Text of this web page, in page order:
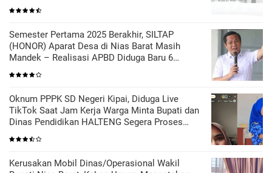
Semester Pertama 2025 Berakhir, SILTAP
(HONOR) Aparat Desa di Nias Barat Masih
Mandek – Realisasi APBD Diduga Baru 6
Persen
Oknum PPPK SD Negeri Kipai, Diduga Live
TikTok Saat Jam Kerja Warga Minta Bupati dan
Dinas Pendidikan HALTENG Segera Proses
Sesuai Hukum
Kerusakan Mobil Dinas/Operasional Wakil